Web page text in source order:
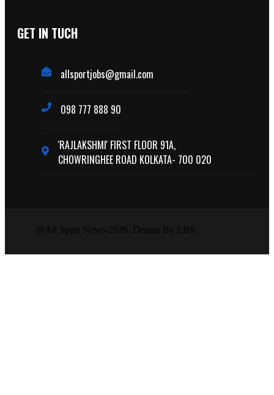
GET IN TUCH
allsportjobs@gmail.com
098 777 888 90
'RAJLAKSHMI' FIRST FLOOR 91A,
CHOWRINGHEE ROAD KOLKATA- 700 020
@All Sport News-2026. Design By EBS.